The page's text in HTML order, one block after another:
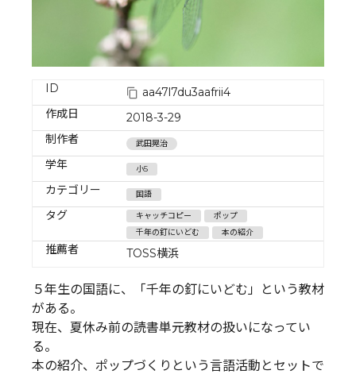
ID
aa47l7du3aafrii4
作成日
2018-3-29
制作者
武田晃治
学年 小5
カテゴリー 国語
タグ キャッチコピー
ポップ
千年の釘にいどむ
本の紹介
推薦者 TOSS横浜
５年生の国語に、「千年の釘にいどむ」という教材
がある。
現在、夏休み前の読書単元教材の扱いになってい
る。
本の紹介、ポップづくりという言語活動とセットで